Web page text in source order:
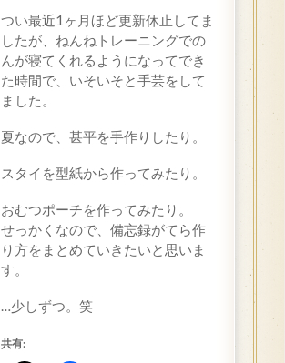
つい最近1ヶ月ほど更新休止してま
したが、ねんねトレーニングでの
んが寝てくれるようになってでき
た時間で、いそいそと手芸をして
ました。
夏なので、甚平を手作りしたり。
スタイを型紙から作ってみたり。
おむつポーチを作ってみたり。
せっかくなので、備忘録がてら作
り方をまとめていきたいと思いま
す。
…少しずつ。笑
共有: